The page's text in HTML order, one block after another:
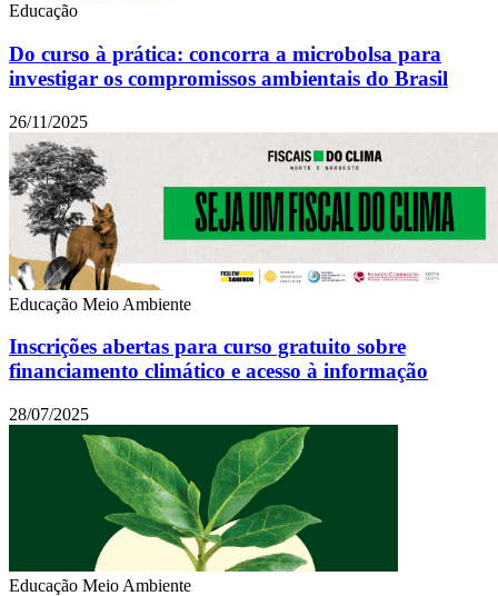
Educação
Do curso à prática: concorra a microbolsa para
investigar os compromissos ambientais do Brasil
26/11/2025
Educação Meio Ambiente
Inscrições abertas para curso gratuito sobre
financiamento climático e acesso à informação
28/07/2025
Educação Meio Ambiente